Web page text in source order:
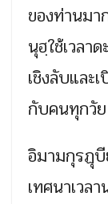
ของท่านม
นุฮฺใช้เวลา
เชิงลับและ
กับคนทุกวัย
อิมามกุรฏุ
เทศนาเวล